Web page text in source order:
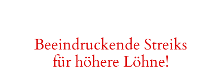
Beeindruckende Streiks
für höhere Löhne!